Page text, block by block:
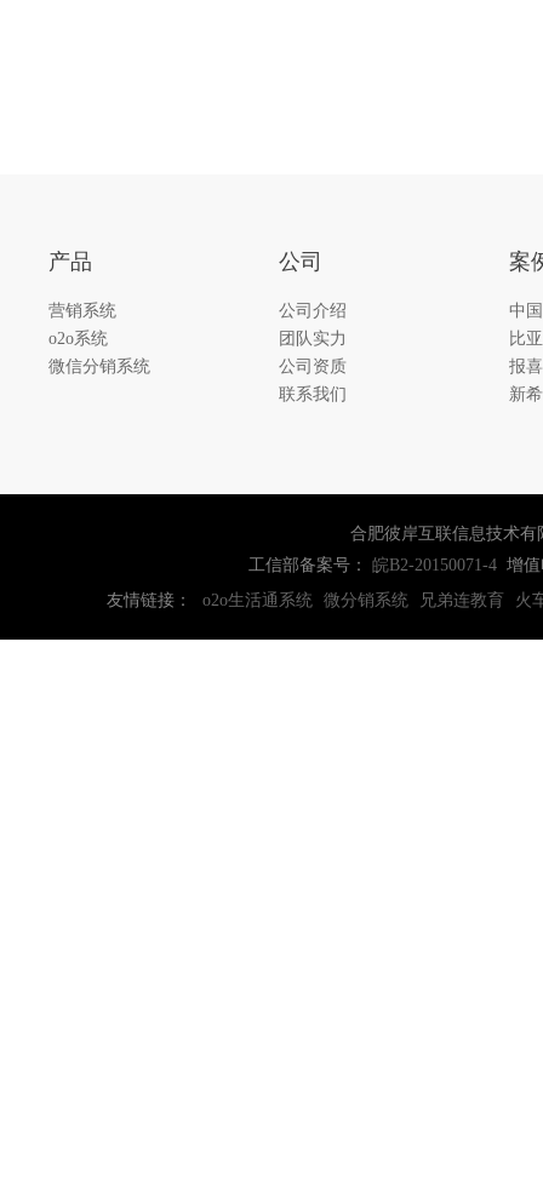
产品
营销系统
o2o系统
微信分销系统
公司
公司介绍
团队实力
公司资质
联系我们
案
中
比
报
新
合肥彼岸互联信息技术有
工信部备案号： 皖B2-20150071-4增值
友情链接：
o2o生活通系统 微分销系统 兄弟连教育 火